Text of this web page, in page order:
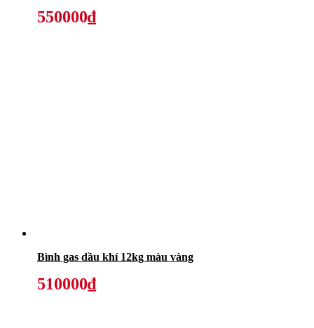
550000₫
Bình gas dầu khí 12kg màu vàng
510000₫